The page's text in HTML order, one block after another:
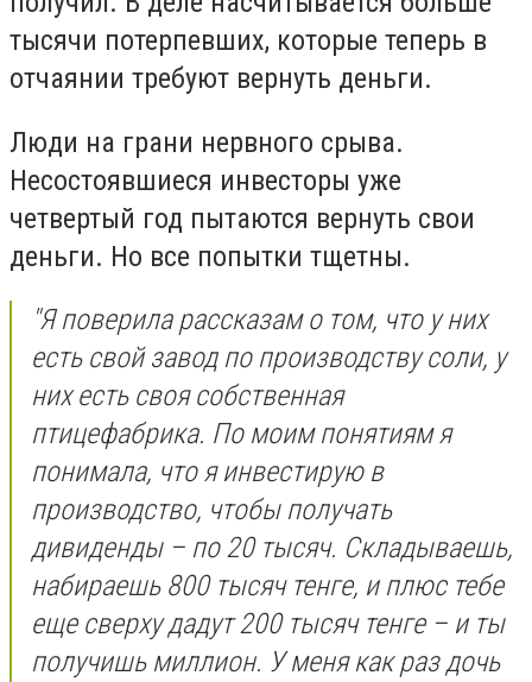
тысячи потерпевших, которые теперь в
отчаянии требуют вернуть деньги.
Люди на грани нервного срыва.
Несостоявшиеся инвесторы уже
четвертый год пытаются вернуть свои
деньги. Но все попытки тщетны.
"Я поверила рассказам о том, что у них
есть свой завод по производству соли, у
них есть своя собственная
птицефабрика. По моим понятиям я
понимала, что я инвестирую в
производство, чтобы получать
дивиденды – по 20 тысяч. Складываешь,
набираешь 800 тысяч тенге, и плюс тебе
еще сверху дадут 200 тысяч тенге – и ты
получишь миллион. У меня как раз дочь